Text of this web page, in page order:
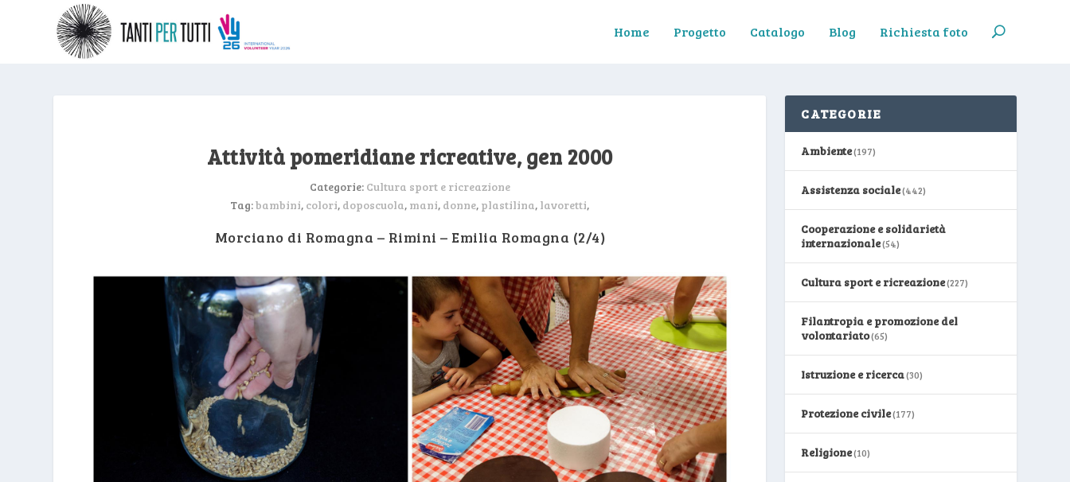
Home Progetto Catalogo Blog Richiesta foto
Attività pomeridiane ricreative, gen 2000
Categorie: Cultura sport e ricreazione
Tag:bambini, colori, doposcuola, mani, donne, plastilina, lavoretti,
Morciano di Romagna – Rimini – Emilia Romagna (2/4)
CATEGORIE
Ambiente(197)
Assistenza sociale(442)
Cooperazione e solidarietà
internazionale(54)
Cultura sport e ricreazione(227)
Filantropia e promozione del
volontariato(65)
Istruzione e ricerca(30)
Protezione civile(177)
Religione(10)